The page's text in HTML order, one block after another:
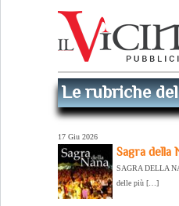
Le rubriche
17 Giu 2026
Sagra della
SAGRA DELLA
delle più […]